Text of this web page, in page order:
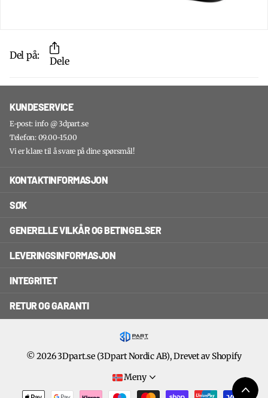
Del på: Dele
KUNDESERVICE
E-post: info @ 3dpart.se
Telefon: 09.00-15.00
Vi er klare til å svare på dine spørsmål!
KONTAKTINFORMASJON
SØK
GENERELLE VILKÅR OG BETINGELSER
LEVERINGSINFORMASJON
INTEGRITET
RETUR OG GARANTI
©20263Dpart.se (3Dpart Nordic AB), Drevet av Shopify
Meny